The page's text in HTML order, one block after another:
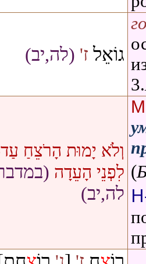
3.
גוֹאֵל ז' (לה,יב)
(
וְלֹא יָמוּת הָרֹצֵחַ
לִפְנֵי הָעֵדָה
לה,יב)